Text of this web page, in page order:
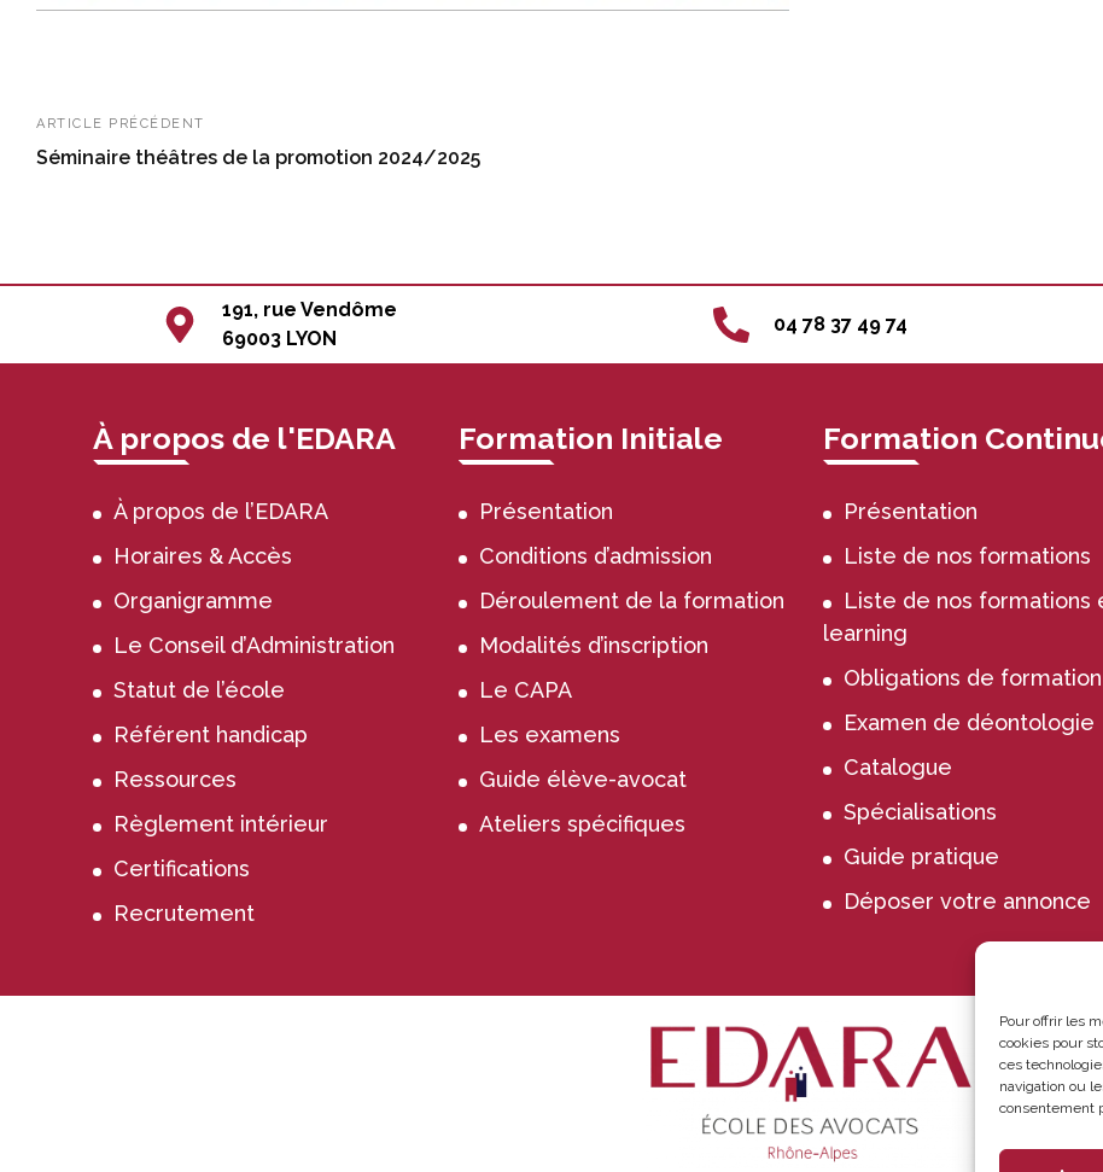
Pour offrir les
cookies pour
ces
navigation ou
consentement
ARTICLE PRÉCÉDENT
Séminaire théâtres de la promotion 2024/2025
191, rue Vendôme
69003 LYON
04 78 37 49 74
À propos de l'EDARA
À propos de l’EDARA
Horaires & Accès
Organigramme
Le Conseil d’Administration
Statut de l’école
Référent handicap
Ressources
Règlement intérieur
Certifications
Recrutement
Formation Initiale
Présentation
Conditions d’admission
Déroulement de la formation
Modalités d’inscription
Le CAPA
Les examens
Guide élève-avocat
Ateliers spécifiques
Formation
Présentation
Liste de nos formations
Liste de nos formations
learning
Obligations de formation
Examen de déontologie
Catalogue
Spécialisations
Guide pratique
Déposer votre annonce